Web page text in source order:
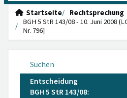
Startseite
Rechtsprechung
BGH 5 StR 143/08 - 10. Juni 2008
Nr. 796]
Suchen
Entscheidung
BGH 5 StR 143/08: